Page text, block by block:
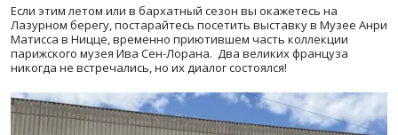
Если этим летом или в бархатный сезон вы окажетесь на
Лазурном берегу, постарайтесь посетить выставку в Музее Анри
Матисса в Ницце, временно приютившем часть коллекции
парижского музея Ива Сен-Лорана. Два великих француза
никогда не встречались, но их диалог состоялся!